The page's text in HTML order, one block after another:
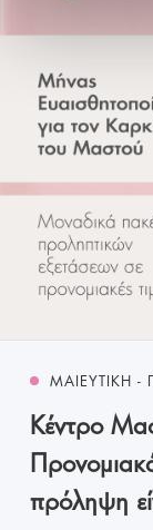
ΜΑΙΕΥΤΙΚΉ -
Κέντρο
πρόληψη